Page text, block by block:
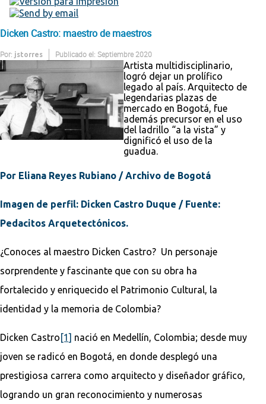
Dicken Castro: maestro de maestros
Por: jstorres Publicado el: Septiembre 2020
Artista multidisciplinario,
logró dejar un prolífico
legado al país. Arquitecto de
legendarias plazas de
mercado en Bogotá, fue
además precursor en el uso
del ladrillo “a la vista” y
dignificó el uso de la
guadua.
Por Eliana Reyes Rubiano / Archivo de Bogotá
Imagen de perfil: Dicken Castro Duque / Fuente:
Pedacitos Arquetectónicos.
¿Conoces al maestro Dicken Castro? Un personaje
sorprendente y fascinante que con su obra ha
fortalecido y enriquecido el Patrimonio Cultural, la
identidad y la memoria de Colombia?
Dicken Castro [1] nació en Medellín, Colombia; desde muy
joven se radicó en Bogotá, en donde desplegó una
prestigiosa carrera como arquitecto y diseñador gráfico,
logrando un gran reconocimiento y numerosas